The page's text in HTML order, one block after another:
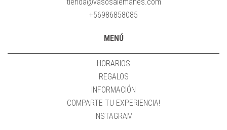
+56986858085
MENÚ
HORARIOS
REGALOS
INFORMACIÓN
COMPARTE TU EXPERIENCIA!
INSTAGRAM